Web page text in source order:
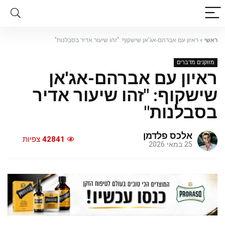
ראשי » ראיון עם אברהם-אג'אן שישקוף: "זהו שיעור אדיר בסבלנות"
מזוקנים מדברים
ראיון עם אברהם-אג'אן
שישקוף: "זהו שיעור אדיר
בסבלנות"
אלכס פלדמן
25 במאי 2026
42841 צפיות